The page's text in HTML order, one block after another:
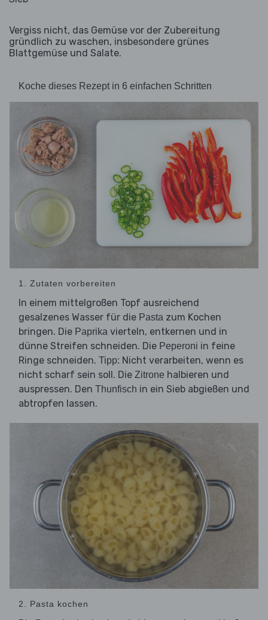
Vergiss nicht, das Gemüse vor der Zubereitung
gründlich zu waschen, insbesondere grünes
Blattgemüse und Salate.
Koche dieses Rezept in 6 einfachen Schritten
1. Zutaten vorbereiten
In einem mittelgroßen Topf ausreichend
gesalzenes Wasser für die Pasta zum Kochen
bringen. Die Paprika vierteln, entkernen und in
dünne Streifen schneiden. Die Peperoni in feine
Ringe schneiden. Tipp: Nicht verarbeiten, wenn es
nicht scharf sein soll. Die Zitrone halbieren und
auspressen. Den Thunfisch in ein Sieb abgießen und
abtropfen lassen.
2. Pasta kochen